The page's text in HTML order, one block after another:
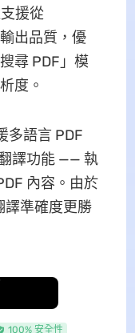
援從
出品質，優
尋 PDF」模
度。
多語言 PDF
譯功能 —— 執
內容。由於
譯準確度更勝
100% 安全性